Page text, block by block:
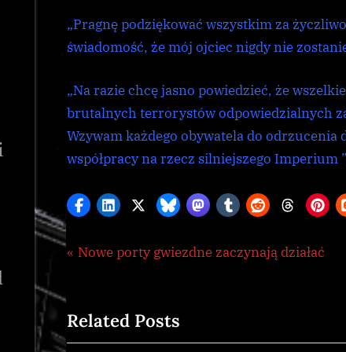
„Pragnę podziękować wszystkim za
świadomość, że mój ojciec nigdy nie
„Na razie chcę jasno powiedzieć, że
brutalnych terrorystów odpowiedzialnych
Wzywam każdego obywatela do
współpracy na rzecz silniejszego Imperium
CG
,
news
Nawigacja
P
v
i
Nowe porty gwiezdne zaczynają działać
Related Posts